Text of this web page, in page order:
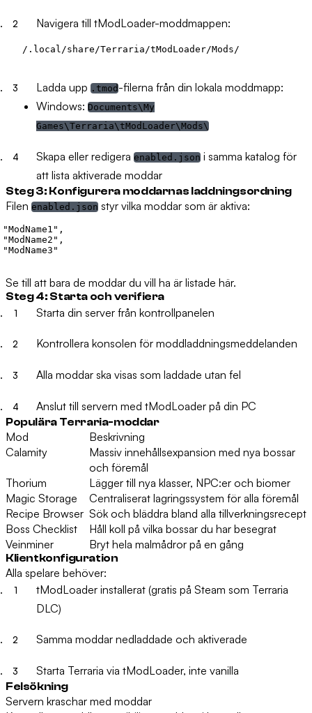
Navigera till tModLoader-moddmappen:
Ladda upp .tmod-filerna från din lokala moddmapp:
Windows: Documents\My
Games\Terraria\tModLoader\Mods\
Skapa eller redigera enabled.json i samma katalog för
att lista aktiverade moddar
Steg 3: Konfigurera moddarnas laddningsordning
Filen enabled.json styr vilka moddar som är aktiva:
"ModName1",
"ModName2",
"ModName3"
Se till att bara de moddar du vill ha är listade här.
Steg 4: Starta och verifiera
Starta din server från kontrollpanelen
Kontrollera konsolen för moddladdningsmeddelanden
Alla moddar ska visas som laddade utan fel
Anslut till servern med tModLoader på din PC
Populära Terraria-moddar
Mod
Beskrivning
Calamity
Massiv innehållsexpansion med nya bossar
och föremål
Thorium
Lägger till nya klasser, NPC:er och biomer
Magic Storage
Centraliserat lagringssystem för alla föremål
Recipe Browser Sök och bläddra bland alla tillverkningsrecept
Boss Checklist
Håll koll på vilka bossar du har besegrat
Veinminer
Bryt hela malmådror på en gång
Klientkonfiguration
Alla spelare behöver:
tModLoader installerat (gratis på Steam som Terraria
DLC)
Samma moddar nedladdade och aktiverade
Starta Terraria via tModLoader, inte vanilla
Felsökning
Servern kraschar med moddar